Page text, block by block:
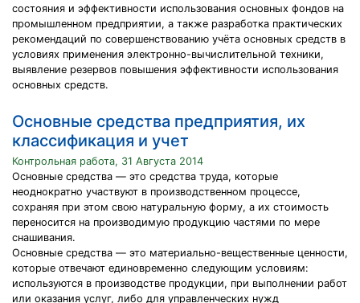
состояния и эффективности использования основных фондов на
промышленном предприятии, а также разработка практических
рекомендаций по совершенствованию учёта основных средств в
условиях применения электронно-вычислительной техники,
выявление резервов повышения эффективности использования
основных средств.
Основные средства предприятия, их
классификация и учет
Контрольная работа, 31 Августа 2014
Основные средства — это средства труда, которые
неоднократно участвуют в производственном процессе,
сохраняя при этом свою натуральную форму, а их стоимость
переносится на производимую продукцию частями по мере
снашивания.
Основные средства — это материально-вещественные ценности,
которые отвечают единовременно следующим условиям:
используются в производстве продукции, при выполнении работ
или оказания услуг, либо для управленческих нужд